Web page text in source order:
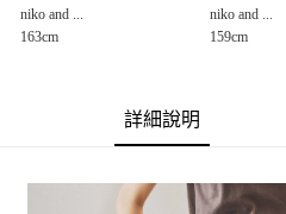
1.本服務由台灣大哥大提供，台灣大哥大
2.付款方式選擇「大哥付你分期」，訂單
3.實際核准額度、可分期數及費用金額
4.訂單成立30分鐘內，如未前往確認交
消。如遇「轉專審核」未通過狀況，表
【繳款方式說明】
AFTEE先享後付
３．安心：先確認商品／服務後，再付
全家 取貨付款
每筆NT$80，滿NT$1,500(含以上)免
niko and ...
163cm
niko and ...
159cm
詳細說明